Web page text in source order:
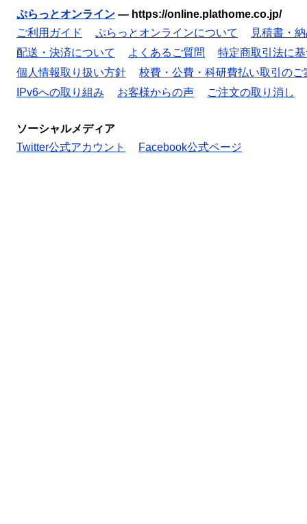
ぷらっとオンライン — https://online.plathome.co.jp/
ご利用ガイド
ぷらっとオンラインについて
見積書・
配送・決済について
よくあるご質問
特定商取引法に
個人情報取り扱い方針
校費・公費・科研費払い取引のご
IPv6への取り組み
お客様からの声 ご注文の取り消し
ソーシャルメディア
Twitter公式アカウント
Facebook公式ページ